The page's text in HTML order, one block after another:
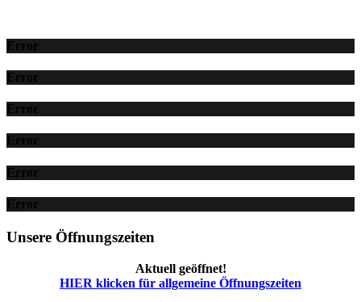
Error
Error
Error
Error
Error
Error
Unsere Öffnungszeiten
Aktuell geöffnet!
HIER klicken für allgemeine Öffnungszeiten